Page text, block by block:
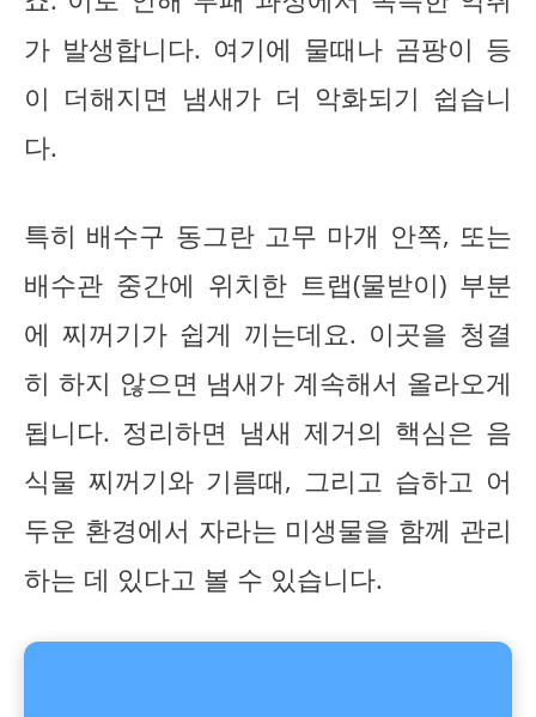
가 발생합니다. 여기에 물때나 곰팡이 등
이 더해지면 냄새가 더 악화되기 쉽습니
다.
특히 배수구 동그란 고무 마개 안쪽, 또는
배수관 중간에 위치한 트랩(물받이) 부분
에 찌꺼기가 쉽게 끼는데요. 이곳을 청결
히 하지 않으면 냄새가 계속해서 올라오게
됩니다. 정리하면 냄새 제거의 핵심은 음
식물 찌꺼기와 기름때, 그리고 습하고 어
두운 환경에서 자라는 미생물을 함께 관리
하는 데 있다고 볼 수 있습니다.